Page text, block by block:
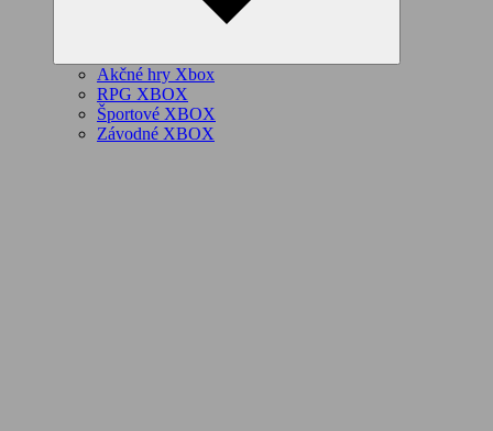
Akčné hry Xbox
RPG XBOX
Športové XBOX
Závodné XBOX